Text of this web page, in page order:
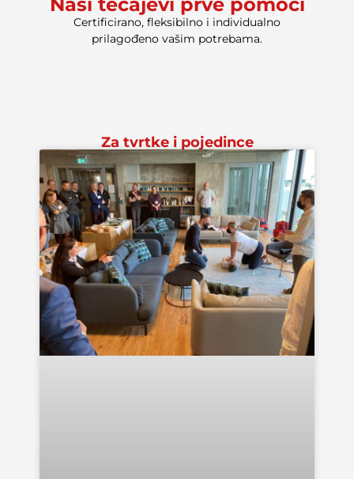
Naši tečajevi prve pomoći
Certificirano, fleksibilno i individualno
prilagođeno vašim potrebama.
Za tvrtke i pojedince